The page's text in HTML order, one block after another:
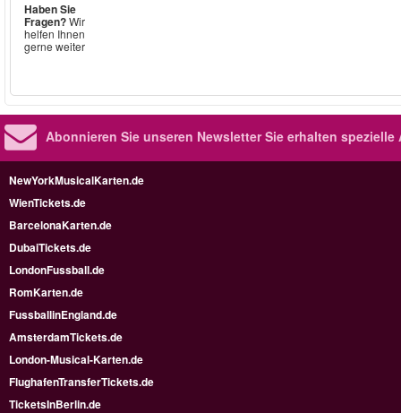
Haben Sie
Fragen?Wir
helfen Ihnen
gerne weiter
Abonnieren Sie unseren NewsletterSie erhalten spezielle
NewYorkMusicalKarten.de
WienTickets.de
BarcelonaKarten.de
DubaiTickets.de
LondonFussball.de
RomKarten.de
FussballinEngland.de
AmsterdamTickets.de
London-Musical-Karten.de
FlughafenTransferTickets.de
TicketsInBerlin.de